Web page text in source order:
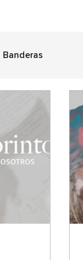
Banderas
nos une